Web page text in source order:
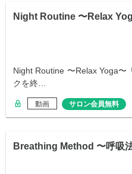
Night Routine 〜Relax
Night Routine 〜Relax Yoga〜
クを終…
動画 サロン会員無料
Breathing Method 〜呼吸